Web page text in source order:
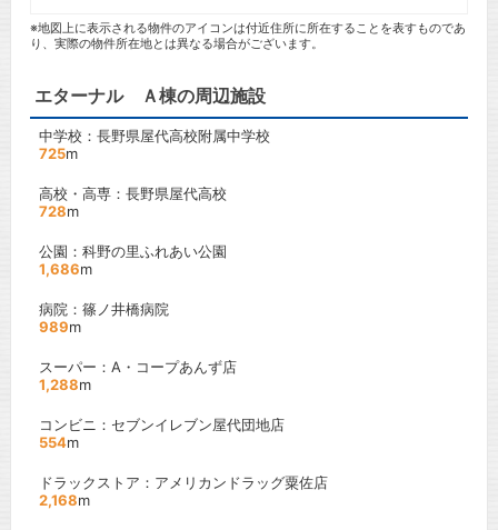
※地図上に表示される物件のアイコンは付近住所に所在することを表すものであ
り、実際の物件所在地とは異なる場合がございます。
エターナル Ａ棟の周辺施設
中学校：長野県屋代高校附属中学校
725m
高校・高専：長野県屋代高校
728m
公園：科野の里ふれあい公園
1,686m
病院：篠ノ井橋病院
989m
スーパー：A・コープあんず店
1,288m
コンビニ：セブンイレブン屋代団地店
554m
ドラックストア：アメリカンドラッグ粟佐店
2,168m